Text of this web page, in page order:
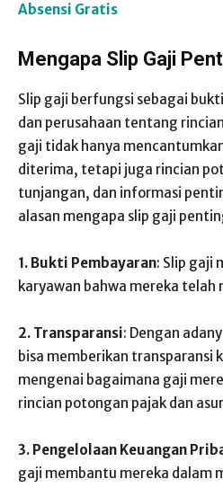
Absensi Gratis
Mengapa Slip Gaji
Slip gaji berfungsi sebagai
dan perusahaan tentang
gaji tidak hanya
diterima, tetapi juga rincian
tunjangan, dan informasi
alasan mengapa slip gaji
1. Bukti Pembayaran: Slip gaji
karyawan bahwa mereka telah
2. Transparansi: Dengan
bisa memberikan transparansi
mengenai bagaimana gaji
rincian potongan pajak dan
3. Pengelolaan Keuangan
gaji membantu mereka dalam